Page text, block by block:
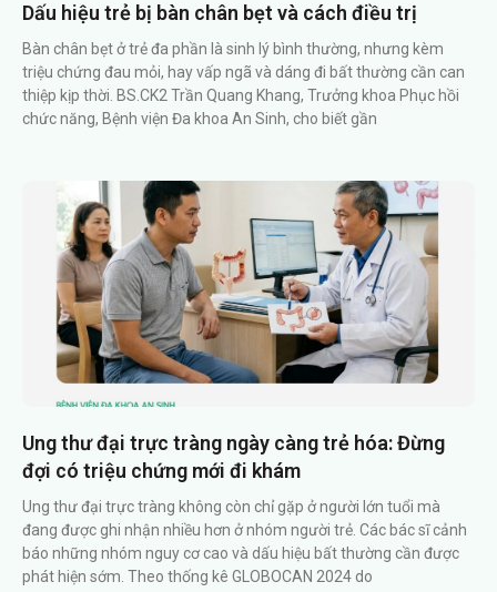
Dấu hiệu trẻ bị bàn chân bẹt và cách điều trị
Bàn chân bẹt ở trẻ đa phần là sinh lý bình thường, nhưng kèm
triệu chứng đau mỏi, hay vấp ngã và dáng đi bất thường cần can
thiệp kịp thời. BS.CK2 Trần Quang Khang, Trưởng khoa Phục hồi
chức năng, Bệnh viện Đa khoa An Sinh, cho biết gần
Ung thư đại trực tràng ngày càng trẻ hóa: Đừng
đợi có triệu chứng mới đi khám
Ung thư đại trực tràng không còn chỉ gặp ở người lớn tuổi mà
đang được ghi nhận nhiều hơn ở nhóm người trẻ. Các bác sĩ cảnh
báo những nhóm nguy cơ cao và dấu hiệu bất thường cần được
phát hiện sớm. Theo thống kê GLOBOCAN 2024 do